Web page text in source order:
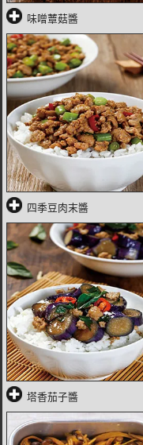
味噌蕈菇醬
四季豆肉末醬
塔香茄子醬